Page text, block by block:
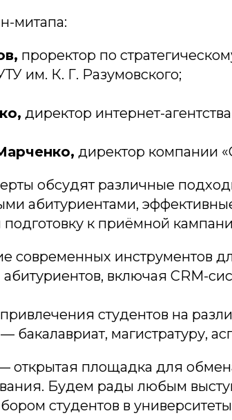
митапа:
проректор по
им. К. Г. Разумовского;
директор интернет-
директор компании
обсудят различные
абитуриентами,
подготовку к приёмной
современных инструментов
включая CRM-
студентов на
бакалавриат, магистратуру,
открытая площадка для
Будем рады любым
студентов в